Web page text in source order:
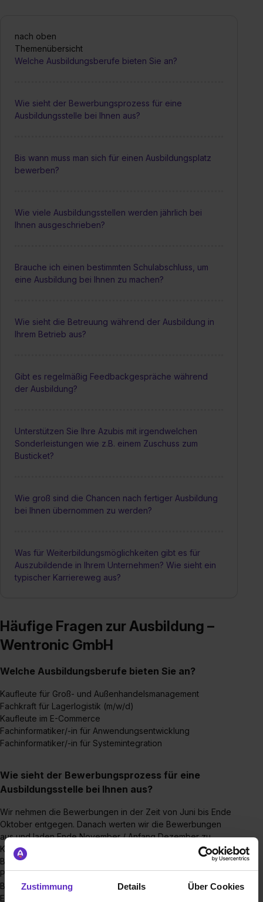
Zustimmung Details Über Cookies
nach oben
Themenübersicht
Welche Ausbildungsberufe bieten Sie an?
Wie sieht der Bewerbungsprozess für eine
Ausbildungsstelle bei Ihnen aus?
Bis wann muss man sich für einen Ausbildungsplatz
bewerben?
Wie viele Ausbildungsstellen werden jährlich bei
Ihnen ausgeschrieben?
Brauche ich einen bestimmten Schulabschluss, um
eine Ausbildung bei Ihnen zu machen?
Wie sieht die Betreuung während der Ausbildung in
Ihrem Betrieb aus?
Gibt es regelmäßig Feedbackgespräche während
der Ausbildung?
Unterstützen Sie Ihre Azubis mit irgendwelchen
Sonderleistungen wie z.B. einem Zuschuss zum
Busticket?
Wie groß sind die Chancen nach fertiger Ausbildung
bei Ihnen übernommen zu werden?
Was für Weiterbildungsmöglichkeiten gibt es für
Auszubildende in Ihrem Unternehmen? Wie sieht ein
typischer Karriereweg aus?
Häufige Fragen zur Ausbildung –
Wentronic GmbH
Welche Ausbildungsberufe bieten Sie an?
Kaufleute für Groß- und Außenhandelsmanagement
Fachkraft für Lagerlogistik (m/w/d)
Kaufleute im E-Commerce
Fachinformatiker/-in für Anwendungsentwicklung
Fachinformatiker/-in für Systemintegration
Wie sieht der Bewerbungsprozess für eine
Ausbildungsstelle bei Ihnen aus?
Wir nehmen die Bewerbungen in der Zeit von Juni bis Ende
Oktober entgegen. Danach werten wir die Bewerbungen
aus und laden Ende November / Anfang Dezember zu
Kennenlerngesprächen ein. Wir machen mit unseren
Bewerbern keinen Einstellungstest, weil es uns wichtig ist die
Person hinter der Bewerbung kennenzulernen. Nach
Beendigung der Gespräche setzen wir uns für die finale
Entscheidung zusammen und informieren unsere Favoriten